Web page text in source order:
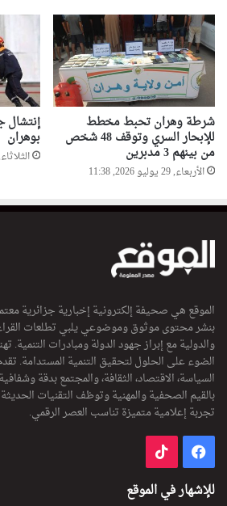
شرطة وهران تحبط مخطط
للإبحار السري وتوقف 48 شخص
من بينهم 3 مدبرين
الأربعاء, 29 يوليو 2026, 11:38
إنتشال
بوهران
الثلاثاء, 28 يوليو 2026,
الموقع هي صحيفة إلكترونية إخبارية جزائرية
بنشر محتوى موثوق وموضوعي يلبي تطلعات
والدولية مع إبراز جهود الدولة ومبادرات التنمية.
الضوء على الحلول لتحقيق التنمية المستدامة.
السياسة، الاقتصاد، الثقافة، والمجتمع بدقة
بالقيم الصحفية والمهنية وتوظف التقنيات
تجربة إعلامية متميزة تناسب العصر الرقمي.
فيسبوك
للإشهار في الموقع